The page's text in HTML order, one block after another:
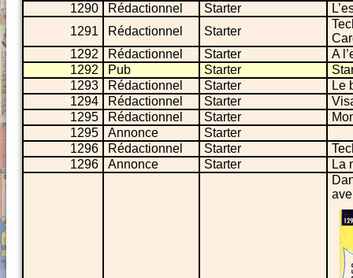
1290
Rédactionnel Starter
1291
Rédactionnel Starter
1292
Rédactionnel Starter
A
1292
Pub Starter
1293
Rédactionnel Starter
Le
1294
Rédactionnel Starter
1295
Rédactionnel Starter
1295
Annonce
Starter
1296
Rédactionnel Starter
1296
Annonce Starter La